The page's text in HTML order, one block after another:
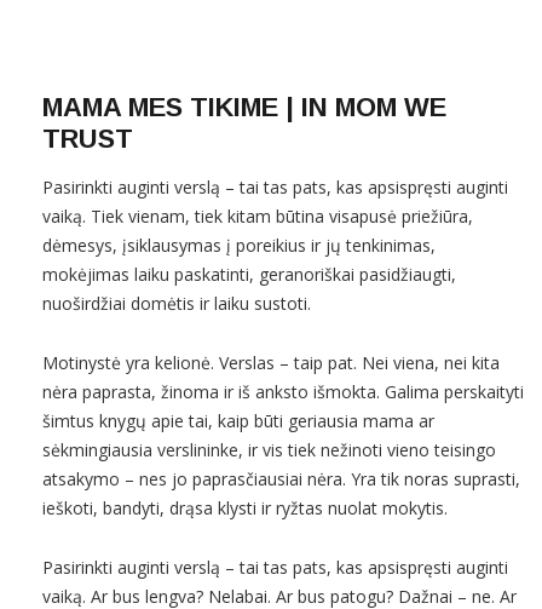
MAMA MES TIKIME | IN MOM WE
TRUST
Pasirinkti auginti verslą – tai tas pats, kas apsispręsti auginti
vaiką. Tiek vienam, tiek kitam būtina visapusė priežiūra,
dėmesys, įsiklausymas į poreikius ir jų tenkinimas,
mokėjimas laiku paskatinti, geranoriškai pasidžiaugti,
nuoširdžiai domėtis ir laiku sustoti.
Motinystė yra kelionė. Verslas – taip pat. Nei viena, nei kita
nėra paprasta, žinoma ir iš anksto išmokta. Galima perskaityti
šimtus knygų apie tai, kaip būti geriausia mama ar
sėkmingiausia verslininke, ir vis tiek nežinoti vieno teisingo
atsakymo – nes jo paprasčiausiai nėra. Yra tik noras suprasti,
ieškoti, bandyti, drąsa klysti ir ryžtas nuolat mokytis.
Pasirinkti auginti verslą – tai tas pats, kas apsispręsti auginti
vaiką. Ar bus lengva? Nelabai. Ar bus patogu? Dažnai – ne. Ar